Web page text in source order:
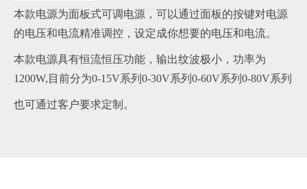
本款电源为面板式可调电源，可以通过面板的按键对电源
的电压和电流精准调控，设定成你想要的电压和电流。
本款电源具有恒流恒压功能，输出纹波极小，功率为
1200W,目前分为0-15V系列0-30V系列0-60V系列0-80V系列
也可通过客户要求定制。